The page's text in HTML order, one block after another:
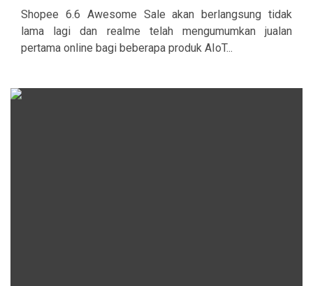
Shopee 6.6 Awesome Sale akan berlangsung tidak
lama lagi dan realme telah mengumumkan jualan
pertama online bagi beberapa produk AIoT...